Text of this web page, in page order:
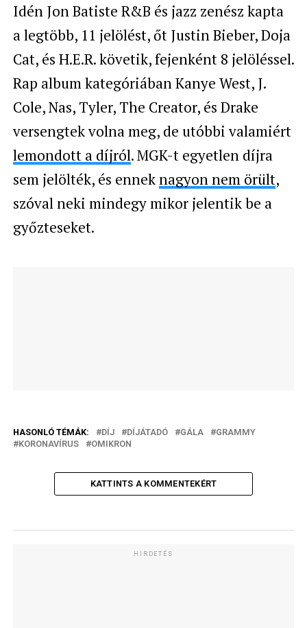
Idén Jon Batiste R&B és jazz zenész kapta
a legtöbb, 11 jelölést, őt Justin Bieber, Doja
Cat, és H.E.R. követik, fejenként 8 jelöléssel.
Rap album kategóriában Kanye West, J.
Cole, Nas, Tyler, The Creator, és Drake
versengtek volna meg, de utóbbi valamiért
lemondott a díjról. MGK-t egyetlen díjra
sem jelölték, és enneknagyon nem örült,
szóval neki mindegy mikor jelentik be a
győzteseket.
HASONLÓ TÉMÁK: DÍJ DÍJÁTADÓ GÁLA
GRAMMY
KORONAVÍRUS
OMIKRON
KATTINTS A KOMMENTEKÉRT
HIRDETÉS